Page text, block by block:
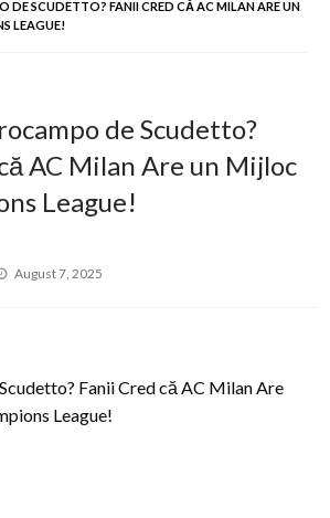
DE SCUDETTO? FANII CRED CĂ AC MILAN ARE UN
LEAGUE!
de Scudetto?
AC Milan Are un Mijloc
League!
Posted
August 7, 2025
Fanii Cred că AC Milan Are
League!